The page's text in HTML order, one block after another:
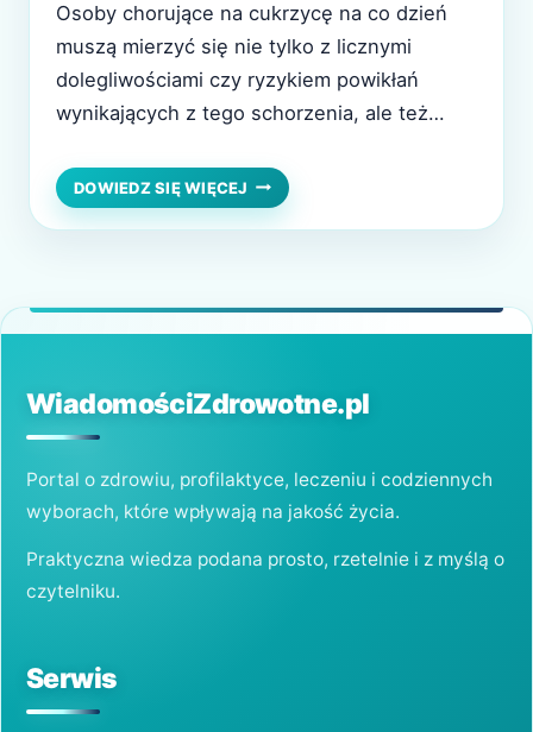
Osoby chorujące na cukrzycę na co dzień
muszą mierzyć się nie tylko z licznymi
dolegliwościami czy ryzykiem powikłań
wynikających z tego schorzenia, ale też
poziomu glukozy. Marzeniem wielu
diabetyków stało się komfortowe urządzenie
realizowany obecnie przez Centrum Badań i
DOWIEDZ SIĘ WIĘCEJ BEZINWAZYJNE
MONITOROWANIE
CUKRZYCY.
ŻYCIA
DIABETYKÓW
WiadomościZdrowotne.pl
Portal o zdrowiu, profilaktyce, leczeniu i codziennych
wyborach, które wpływają na jakość życia.
Praktyczna wiedza podana prosto, rzetelnie i z myślą o
czytelniku.
Serwis